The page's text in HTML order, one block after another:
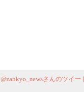
@zankyo_newsさんのツイー